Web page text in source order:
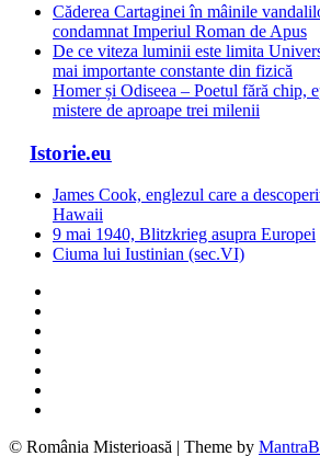
Căderea Cartaginei în mâinile
condamnat Imperiul Roman de Apus
De ce viteza luminii este limita
mai importante constante din fizică
Homer și Odiseea – Poetul fără chip,
mistere de aproape trei milenii
Istorie.eu
James Cook, englezul care a
Hawaii
9 mai 1940, Blitzkrieg asupra Europei
Ciuma lui Iustinian (sec.VI)
© România Misterioasă | Theme by